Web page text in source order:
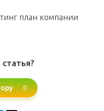
план компании
0